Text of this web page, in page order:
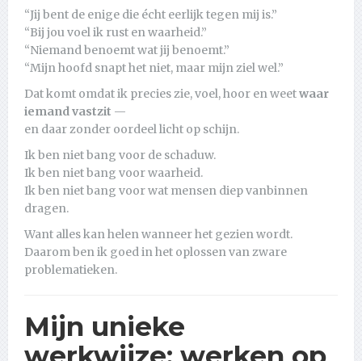
“Jij bent de enige die écht eerlijk tegen mij is.”
“Bij jou voel ik rust en waarheid.”
“Niemand benoemt wat jij benoemt.”
“Mijn hoofd snapt het niet, maar mijn ziel wel.”
Dat komt omdat ik precies zie, voel, hoor en weetwaar
iemand vastzit —
en daar zonder oordeel licht op schijn.
Ik ben niet bang voor de schaduw.
Ik ben niet bang voor waarheid.
Ik ben niet bang voor wat mensen diep vanbinnen
dragen.
Want alles kan helen wanneer het gezien wordt.
Daarom ben ik goed in het oplossen van zware
problematieken.
Mijn unieke